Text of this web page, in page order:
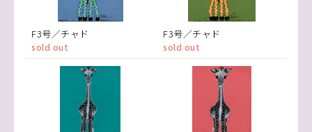
F3号／チャド
sold out
F3号／チャド
sold out